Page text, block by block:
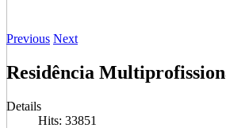
Previous Next
Residência
Details
Hits: 33851